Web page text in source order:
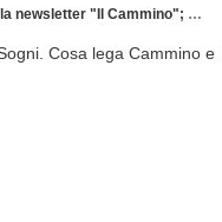
della Compagnia dei Cammini)